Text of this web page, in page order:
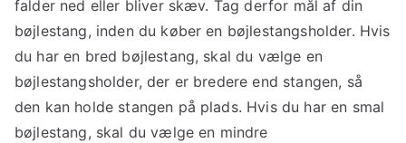
falder ned eller bliver skæv. Tag derfor mål af din
bøjlestang, inden du køber en bøjlestangsholder. Hvis
du har en bred bøjlestang, skal du vælge en
bøjlestangsholder, der er bredere end stangen, så
den kan holde stangen på plads. Hvis du har en smal
bøjlestang, skal du vælge en mindre